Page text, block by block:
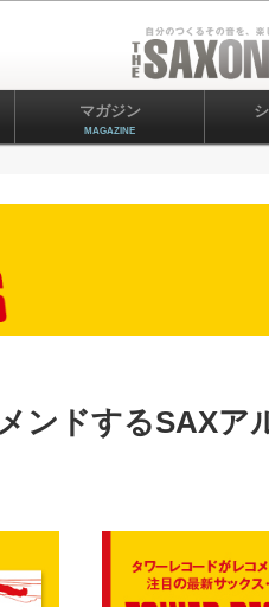
マガジン
MAGAZINE
ンドするSAXア